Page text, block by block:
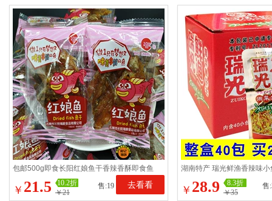
包邮500g即食长阳红娘鱼干香辣香酥即食鱼
干长阳美味海鲜红娘鱼干
￥ 21.5
10.2折
￥21
售:19 去看看
湖南特产 瑞光鲜渔香辣味
食香辣王 辣鱼仔风味鱼
￥ 28.9
8.3折
￥35
售